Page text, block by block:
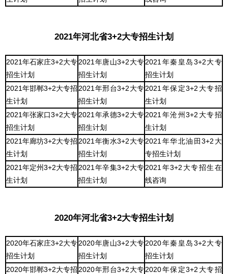
2021年河北省3+2大专招生计划
2021年石家庄3+2大专
招生计划
2021年唐山3+2大专
招生计划
2021年秦皇岛3+2大专
招生计划
2021年邯郸3+2大专招
生计划
2021年邢台3+2大专
招生计划
2021年保定3+2大专招
生计划
2021年张家口3+2大专
招生计划
2021年承德3+2大专
招生计划
2021年沧州3+2大专招
生计划
2021年廊坊3+2大专招
生计划
2021年衡水3+2大专
招生计划
2021年华北油田3+2大
专招生计划
2021年定州3+2大专招
生计划
2021年辛集3+2大专
招生计划
2021年3+2大专招生在
线咨询
2020年河北省3+2大专招生计划
2020年石家庄3+2大专
招生计划
2020年唐山3+2大专
招生计划
2020年秦皇岛3+2大专
招生计划
2020年邯郸3+2大专招 2020年邢台3+2大专2020年保定3+2大专招